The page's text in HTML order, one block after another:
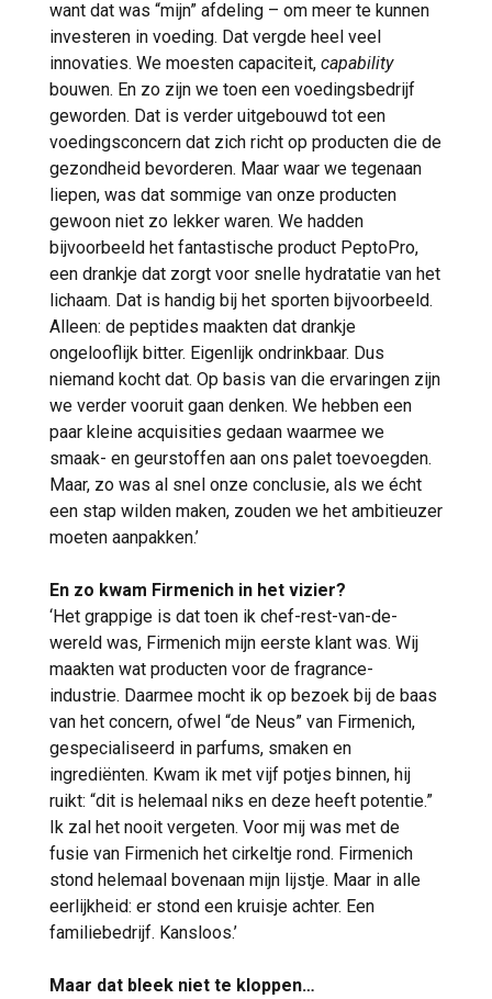
want dat was “mijn” afdeling – om meer te kunnen
investeren in voeding. Dat vergde heel veel
innovaties. We moesten capaciteit, capability
bouwen. En zo zijn we toen een voedingsbedrijf
geworden. Dat is verder uitgebouwd tot een
voedingsconcern dat zich richt op producten die de
gezondheid bevorderen. Maar waar we tegenaan
liepen, was dat sommige van onze producten
gewoon niet zo lekker waren. We hadden
bijvoorbeeld het fantastische product PeptoPro,
een drankje dat zorgt voor snelle hydratatie van het
lichaam. Dat is handig bij het sporten bijvoorbeeld.
Alleen: de peptides maakten dat drankje
ongelooflijk bitter. Eigenlijk ondrinkbaar. Dus
niemand kocht dat. Op basis van die ervaringen zijn
we verder vooruit gaan denken. We hebben een
paar kleine acquisities gedaan waarmee we
smaak- en geurstoffen aan ons palet toevoegden.
Maar, zo was al snel onze conclusie, als we écht
een stap wilden maken, zouden we het ambitieuzer
moeten aanpakken.’
En zo kwam Firmenich in het vizier?
‘Het grappige is dat toen ik chef-rest-van-de-
wereld was, Firmenich mijn eerste klant was. Wij
maakten wat producten voor de fragrance-
industrie. Daarmee mocht ik op bezoek bij de baas
van het concern, ofwel “de Neus” van Firmenich,
gespecialiseerd in parfums, smaken en
ingrediënten. Kwam ik met vijf potjes binnen, hij
ruikt: “dit is helemaal niks en deze heeft potentie.”
Ik zal het nooit vergeten. Voor mij was met de
fusie van Firmenich het cirkeltje rond. Firmenich
stond helemaal bovenaan mijn lijstje. Maar in alle
eerlijkheid: er stond een kruisje achter. Een
familiebedrijf. Kansloos.’
Maar dat bleek niet te kloppen…